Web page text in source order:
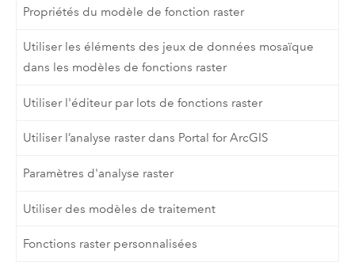
Propriétés du modèle de fonction raster
Utiliser les éléments des jeux de données mosaïque
dans les modèles de fonctions raster
Utiliser l'éditeur par lots de fonctions raster
Utiliser l’analyse raster dans Portal for ArcGIS
Paramètres d'analyse raster
Utiliser des modèles de traitement
Fonctions raster personnalisées